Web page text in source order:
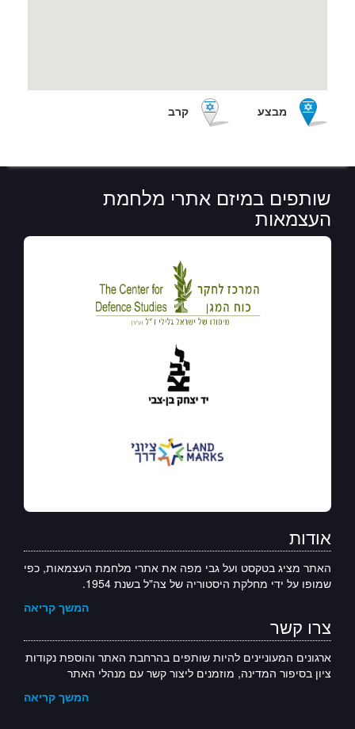
מבצע קרב
שותפים במיזם אתרי מלחמת
העצמאות
אודות
האתר מציג בטקסט ועל גבי מפה את אתרי מלחמת העצמאות, כפי
שמופו על ידי מחלקת היסטוריה של צה"ל בשנת 1954.
המשך קריאה
צרו קשר
ארגונים המעוניינים להיות שותפים בהרחבת האתר והוספת נקודות
ציון בסיפור המדינה, מוזמנים ליצור קשר עם מנהלי האתר
המשך קריאה